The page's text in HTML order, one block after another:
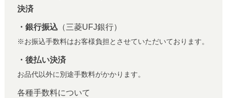
決済
・銀行振込（三菱UFJ銀行）
※お振込手数料はお客様負担とさせていただいております。
・後払い決済
お品代以外に別途手数料がかかります。
各種手数料について